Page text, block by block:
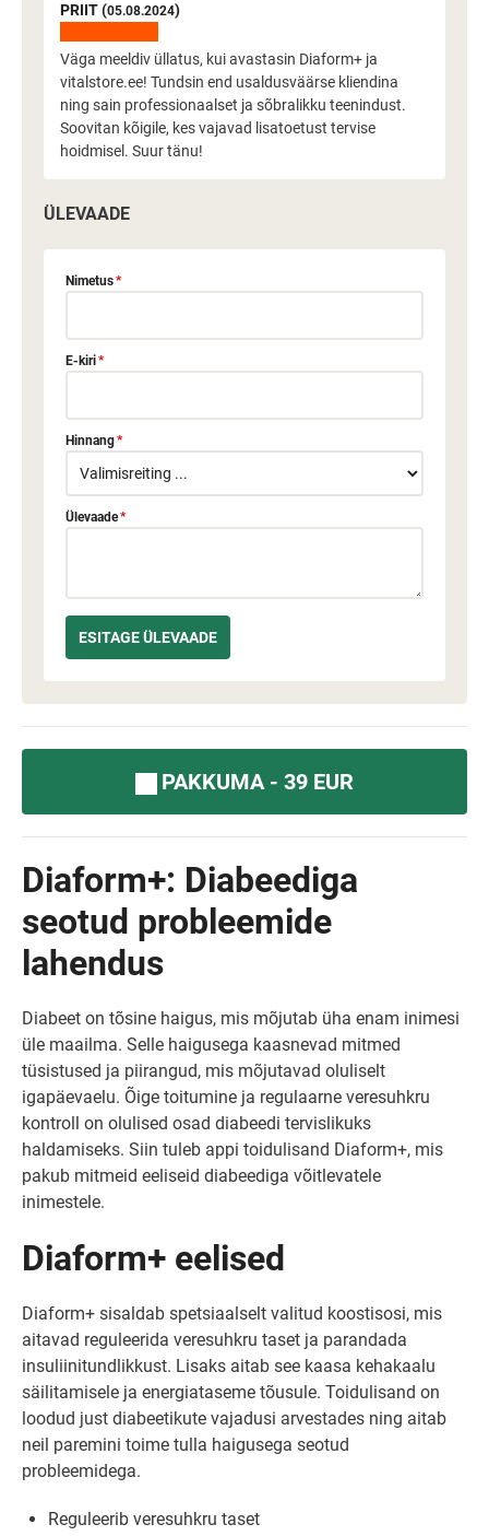
PRIIT (05.08.2024)
Väga meeldiv üllatus, kui avastasin Diaform+ ja
vitalstore.ee! Tundsin end usaldusväärse kliendina
ning sain professionaalset ja sõbralikku teenindust.
Soovitan kõigile, kes vajavad lisatoetust tervise
hoidmisel. Suur tänu!
ÜLEVAADE
Nimetus*
E-kiri*
Hinnang*
Ülevaade*
PAKKUMA - 39 EUR
Diaform+: Diabeediga
seotud probleemide
lahendus
Diabeet on tõsine haigus, mis mõjutab üha enam inimesi
üle maailma. Selle haigusega kaasnevad mitmed
tüsistused ja piirangud, mis mõjutavad oluliselt
igapäevaelu. Õige toitumine ja regulaarne veresuhkru
kontroll on olulised osad diabeedi tervislikuks
haldamiseks. Siin tuleb appi toidulisand Diaform+, mis
pakub mitmeid eeliseid diabeediga võitlevatele
inimestele.
Diaform+ eelised
Diaform+ sisaldab spetsiaalselt valitud koostisosi, mis
aitavad reguleerida veresuhkru taset ja parandada
insuliinitundlikkust. Lisaks aitab see kaasa kehakaalu
säilitamisele ja energiataseme tõusule. Toidulisand on
loodud just diabeetikute vajadusi arvestades ning aitab
neil paremini toime tulla haigusega seotud
probleemidega.
Reguleerib veresuhkru taset